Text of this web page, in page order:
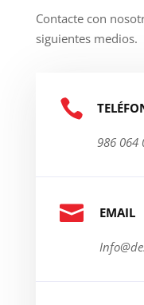
Contacte con
siguientes medios.

986 064
 EMAIL